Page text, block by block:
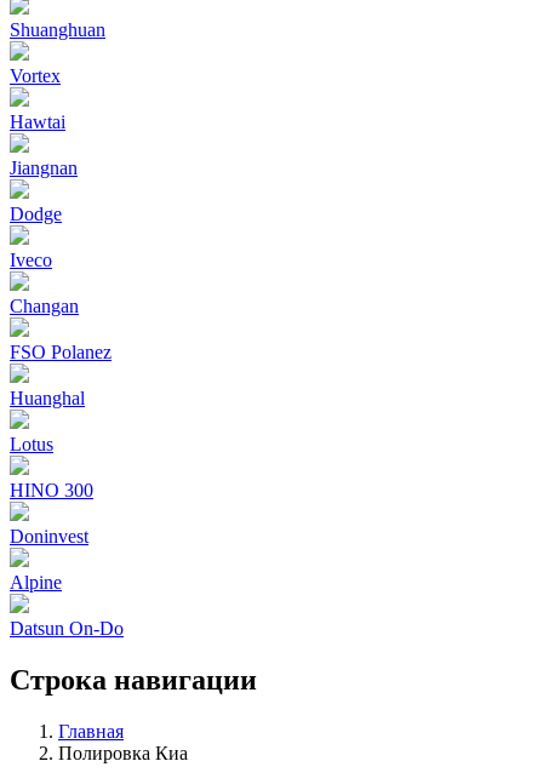
Shuanghuan
Vortex
Hawtai
Jiangnan
Dodge
Iveco
Changan
FSO Polanez
Huanghal
Lotus
HINO 300
Doninvest
Alpine
Datsun On-Do
Строка навигации
Главная
Полировка Киа